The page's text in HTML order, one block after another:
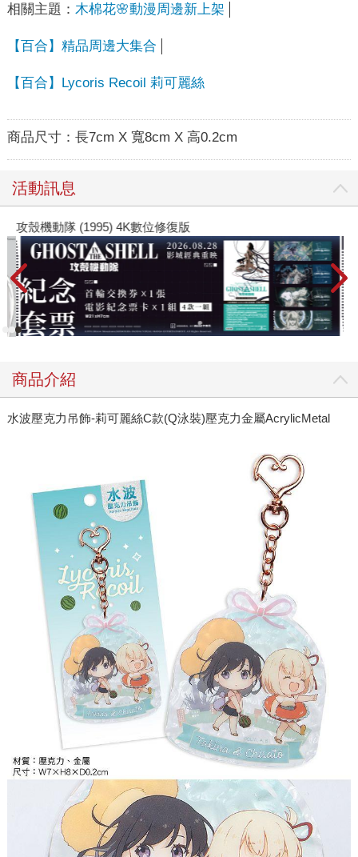
相關主題： 木棉花🌸動漫周邊新上架
【百合】精品周邊大集合
【百合】Lycoris Recoil 莉可麗絲
商品尺寸： 長7cm X 寬8cm X 高0.2cm
活動訊息
攻殼機動隊 (1995) 4K數位修復版
商品介紹
水波壓克力吊飾-莉可麗絲C款(Q泳裝)壓克力金屬AcrylicMetal